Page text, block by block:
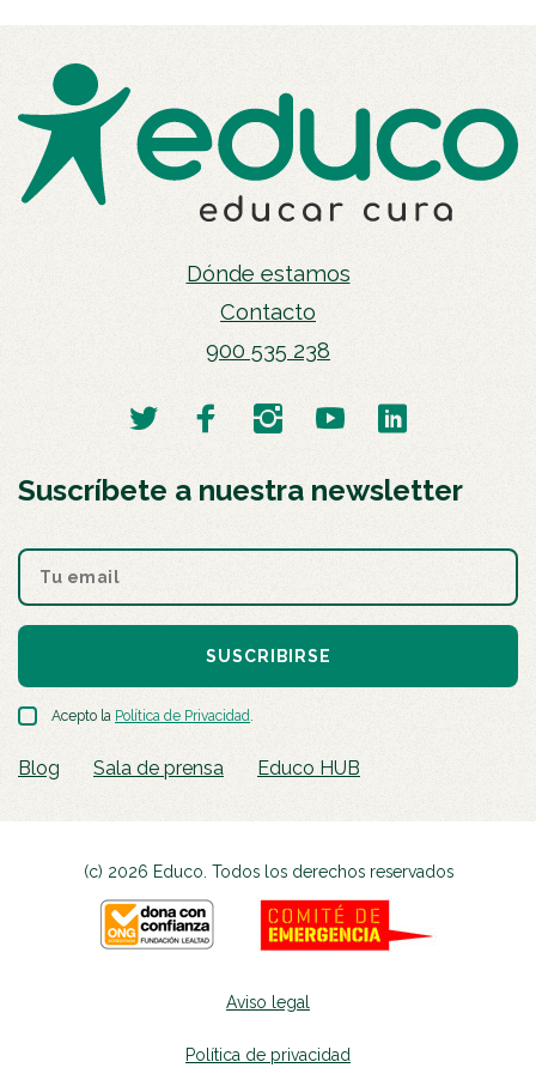
Dónde estamos
Contacto
900 535 238
Suscríbete a nuestra newsletter
SUSCRIBIRSE
Acepto la Política de Privacidad
Blog Sala de prensa Educo HUB
(c) 2026 Educo. Todos los derechos reservados
Aviso legal
Política de privacidad